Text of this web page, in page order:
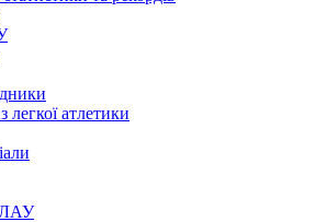
легкої атлетики